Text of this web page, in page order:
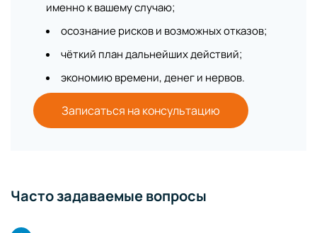
именно к вашему случаю;
осознание рисков и возможных отказов;
чёткий план дальнейших действий;
экономию времени, денег и нервов.
Записаться на консультацию
Часто задаваемые вопросы